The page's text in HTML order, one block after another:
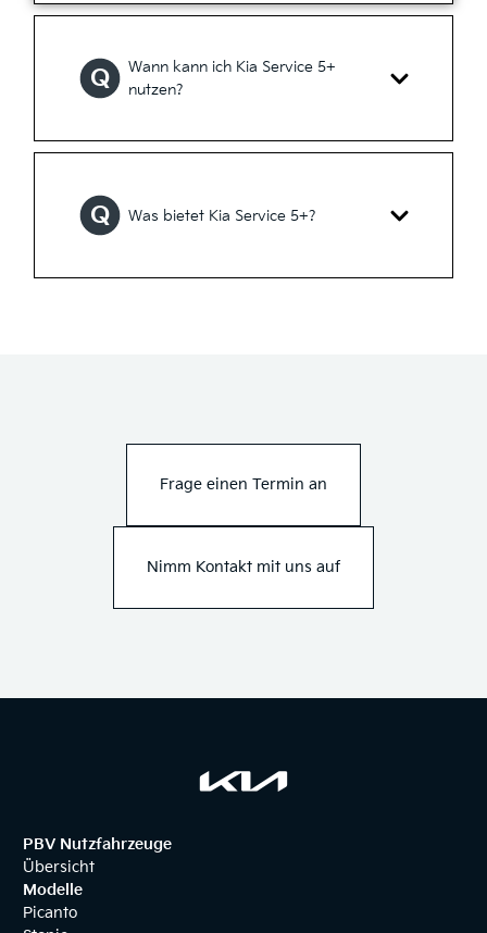
Q
Wann kann ich Kia Service 5+
nutzen?
Q Was bietet Kia Service 5+?
Frage einen Termin an
Nimm Kontakt mit uns auf
PBV Nutzfahrzeuge
Übersicht
Modelle
Picanto